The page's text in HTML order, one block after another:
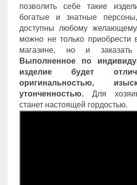
позволить себе такие
богатые и знатные
доступны любому
можно не только приобрести
магазине, но и заказать
Выполненное по
изделие будет
оригинальностью,
утонченностью. Для
станет настоящей гордостью.